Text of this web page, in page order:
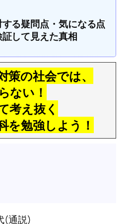
る疑問点・気になる点
して見えた真相
策の社会では、
ない！
考え抜く
を勉強しよう！
(通説)